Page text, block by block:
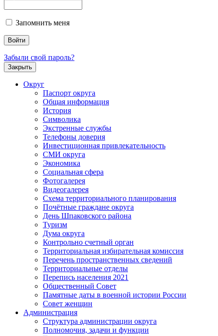
Запомнить меня
Забыли свой пароль?
Закрыть
Округ
Паспорт округа
Общая информация
История
Символика
Экстренные службы
Телефоны доверия
Инвестиционная привлекательность
СМИ округа
Экономика
Социальная сфера
Фотогалерея
Видеогалерея
Схема территориального планирования
Почётные граждане округа
День Шпаковского района
Туризм
Дума округа
Контрольно счетный орган
Территориальная избирательная комиссия
Перечень пространственных сведений
Территориальные отделы
Перепись населения 2021
Общественный Совет
Памятные даты в военной истории России
Совет женщин
Администрация
Структура администрации округа
Полномочия, задачи и функции